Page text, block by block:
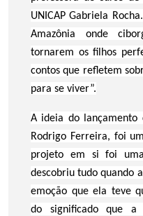
UNICAP Gabriela
Amazônia onde
tornarem os filhos
contos que refletem
para se viver”.
A ideia do lançamento
Rodrigo Ferreira, foi
projeto em si foi
descobriu tudo quando
emoção que ela teve
do significado que a